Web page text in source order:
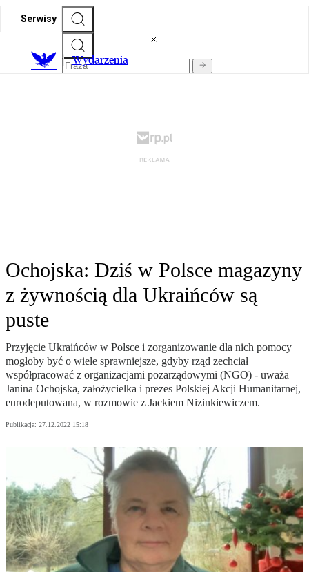
Serwisy
Wydarzenia
Ochojska: Dziś w Polsce magazyny
z żywnością dla Ukraińców są
puste
Przyjęcie Ukraińców w Polsce i zorganizowanie dla nich pomocy
mogłoby być o wiele sprawniejsze, gdyby rząd zechciał
współpracować z organizacjami pozarządowymi (NGO) - uważa
Janina Ochojska, założycielka i prezes Polskiej Akcji Humanitarnej,
eurodeputowana, w rozmowie z Jackiem Nizinkiewiczem.
Publikacja: 27.12.2022 15:18